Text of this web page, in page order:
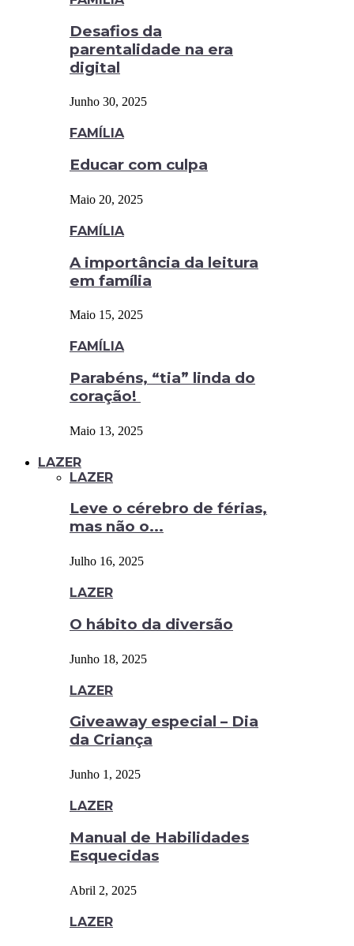
Desafios da
parentalidade na era
digital
Junho 30, 2025
FAMÍLIA
Educar com culpa
Maio 20, 2025
FAMÍLIA
A importância da leitura
em família
Maio 15, 2025
FAMÍLIA
Parabéns, “tia” linda do
coração!
Maio 13, 2025
LAZER
LAZER
Leve o cérebro de férias,
mas não o...
Julho 16, 2025
LAZER
O hábito da diversão
Junho 18, 2025
LAZER
Giveaway especial – Dia
da Criança
Junho 1, 2025
LAZER
Manual de Habilidades
Esquecidas
Abril 2, 2025
LAZER